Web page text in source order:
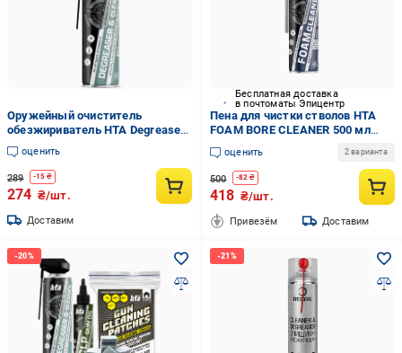
Оружейный очиститель
обезжириватель HTA Degreaser
& Cleaner 500 мл
оценить
289 -15 ₴
274 ₴/шт.
Доставим
Бесплатная доставка
в почтоматы Эпицентр
Пена для чистки стволов HTA
FOAM BORE CLEANER 500 мл
(6007547)
оценить 2 варианта
500 -82 ₴
418 ₴/шт.
Привезём Доставим